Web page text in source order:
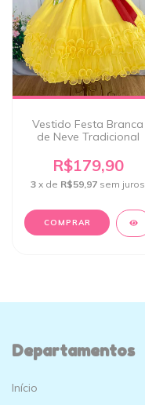
Vestido Festa Branca
de Neve Tradicional
R$179,90
3 x de R$59,97 sem juros
COMPRAR
Departamentos
Início